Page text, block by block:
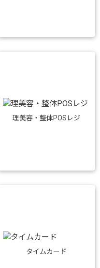
理美容・整体POSレジ
タイムカード